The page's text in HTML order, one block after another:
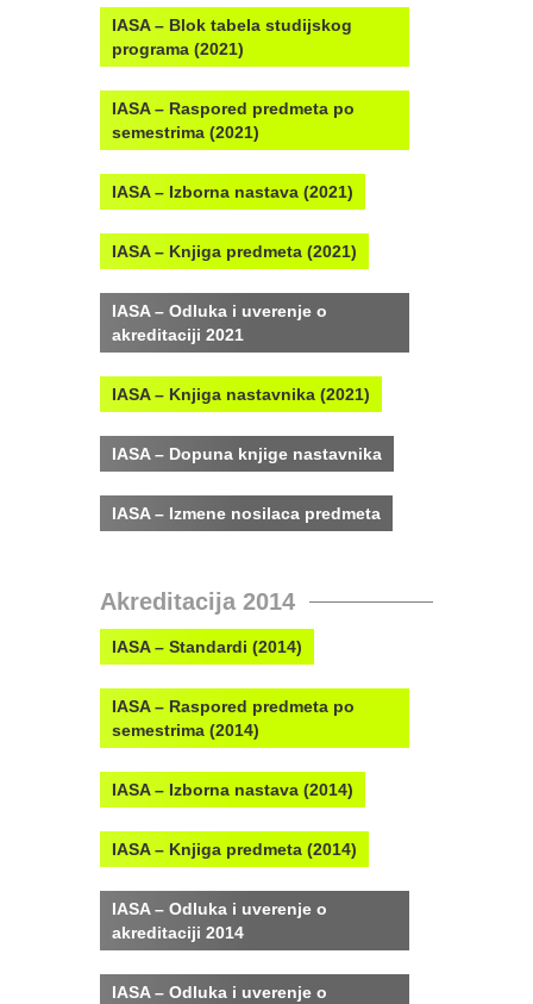
IASA – Blok tabela studijskog
programa (2021)
IASA – Raspored predmeta po
semestrima (2021)
IASA – Izborna nastava (2021)
IASA – Knjiga predmeta (2021)
IASA – Odluka i uverenje o
akreditaciji 2021
IASA – Knjiga nastavnika (2021)
IASA – Dopuna knjige nastavnika
IASA – Izmene nosilaca predmeta
Akreditacija 2014
IASA – Standardi (2014)
IASA – Raspored predmeta po
semestrima (2014)
IASA – Izborna nastava (2014)
IASA – Knjiga predmeta (2014)
IASA – Odluka i uverenje o
akreditaciji 2014
IASA – Odluka i uverenje o